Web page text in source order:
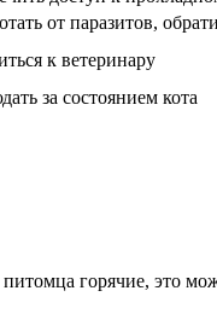
от паразитов,
к ветеринару
за состоянием кота
горячие, это